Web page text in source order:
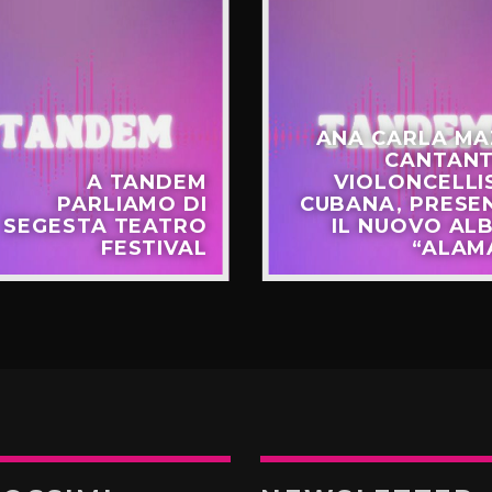
A TANDEM
PARLIAMO DI
SEGESTA TEATRO
FESTIVAL
ANA CARLA
CUBANA,
IL NUOVO